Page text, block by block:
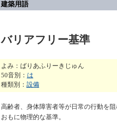
建築用語
バリアフリー基準
よみ：ばりあふりーきじゅん
50音別： は
種類別： 設備
高齢者、身体障害者等が日常の行動を
おもに物理的な基準。